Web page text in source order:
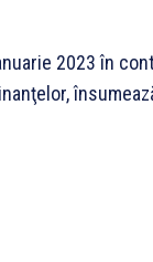
2023 în